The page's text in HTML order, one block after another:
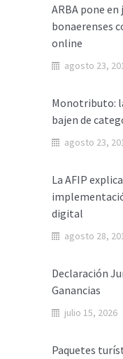
ARBA pone en
bonaerenses
online
agosto 23,
Monotributo:
bajen de
agosto 23,
La AFIP
digital
agosto 28,
Declaración
Ganancias
julio 15, 2026
Paquetes